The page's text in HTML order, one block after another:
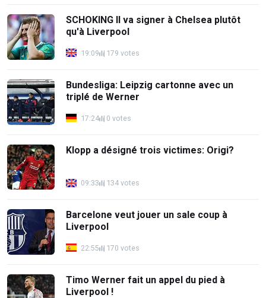
SCHOKING Il va signer à Chelsea plutôt
qu'à Liverpool
19:09 179 votes
Bundesliga: Leipzig cartonne avec un
triplé de Werner
17:24 0 votes
Klopp a désigné trois victimes: Origi?
09:33 134 votes
Barcelone veut jouer un sale coup à
Liverpool
22:55 170 votes
Timo Werner fait un appel du pied à
Liverpool !